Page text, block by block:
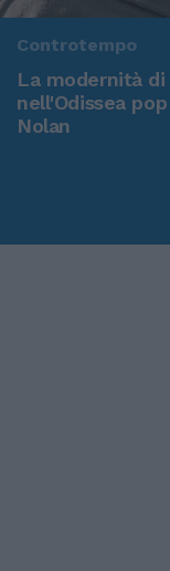
Controtempo
La modernità di
nell'Odissea
Nolan